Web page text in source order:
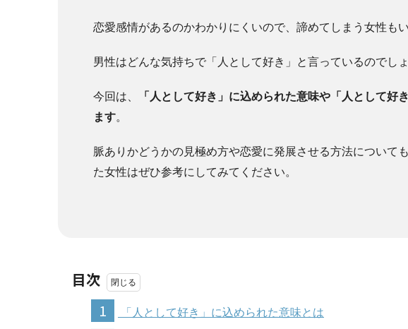
恋愛感情があるのかわかりにくいので、諦めてしまう女性も
男性はどんな気持ちで「人として好き」と言っているのでしょ
今回は、
「人として好き」に込められた意味や「人として好
ます。
脈ありかどうかの見極め方や恋愛に発展させる方法について
た女性はぜひ参考にしてみてください。
目次
1
「人として好き」に込められた意味とは